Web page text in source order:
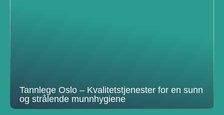
Tannlege Oslo – Kvalitetstjenester for en sunn
og strålende munnhygiene